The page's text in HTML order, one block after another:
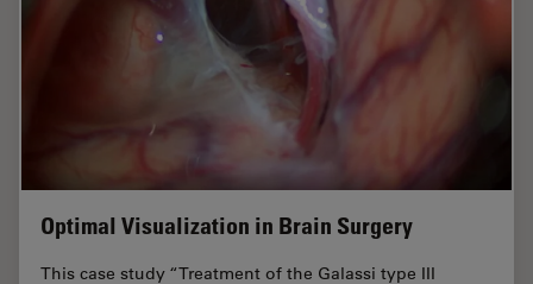
Optimal Visualization in Brain Surgery
This case study “Treatment of the Galassi type III